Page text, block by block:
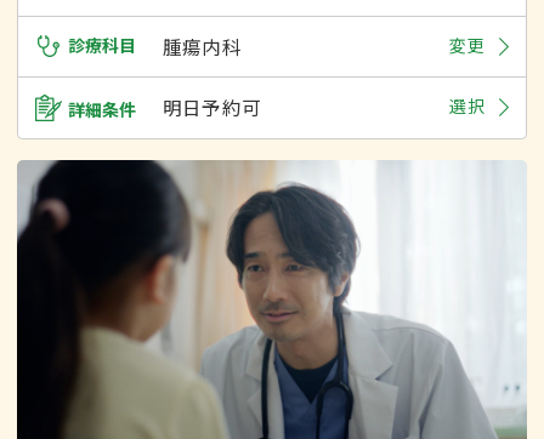
診療科目 腫瘍内科 変更
詳細条件 明日予約可 選択